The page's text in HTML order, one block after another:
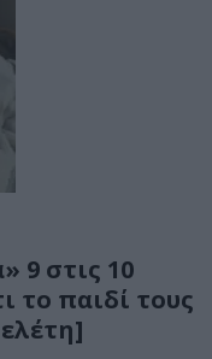
9 στις 10
το παιδί τους